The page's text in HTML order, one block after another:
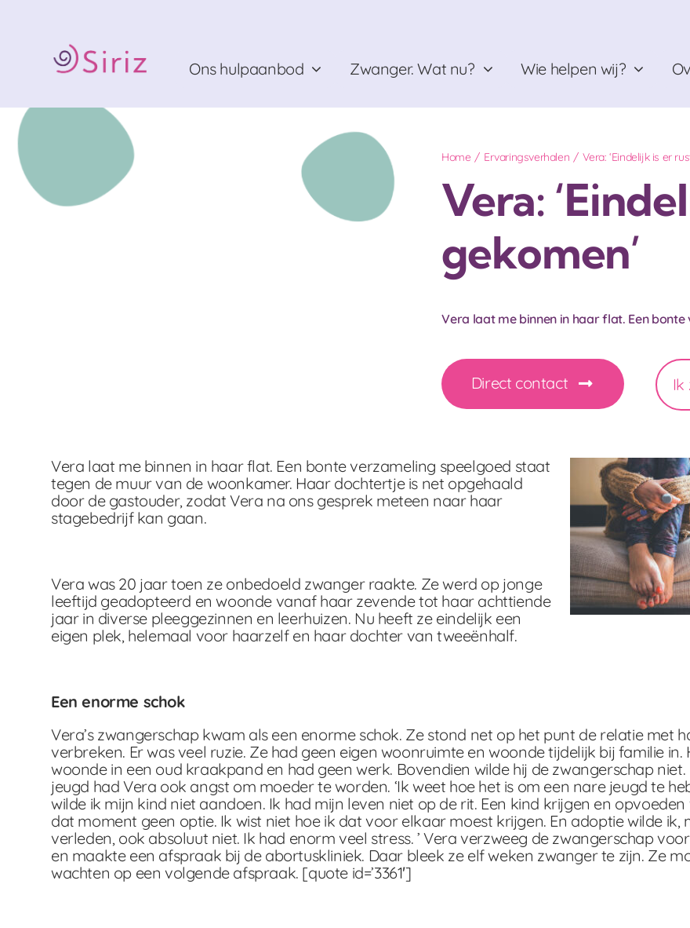
Ons hulpaanbod
Zwanger. Wat nu? Wie helpen wij?
Home Ervaringsverhalen Vera: ‘Eindelijk is er
Vera:
gekomen’
Vera laat me binnen in haar flat. Een bonte
Direct contact Ik
Vera laat me binnen in haar flat. Een bonte verzameling speelgoed staat
tegen de muur van de woonkamer. Haar dochtertje is net opgehaald
door de gastouder, zodat Vera na ons gesprek meteen naar haar
stagebedrijf kan gaan.
Vera was 20 jaar toen ze onbedoeld zwanger raakte. Ze werd op jonge
leeftijd geadopteerd en woonde vanaf haar zevende tot haar achttiende
jaar in diverse pleeggezinnen en leerhuizen. Nu heeft ze eindelijk een
eigen plek, helemaal voor haarzelf en haar dochter van tweeënhalf.
Een enorme schok
Vera’s zwangerschap kwam als een enorme schok. Ze stond net op het punt de relatie met
verbreken. Er was veel ruzie. Ze had geen eigen woonruimte en woonde tijdelijk bij familie in.
woonde in een oud kraakpand en had geen werk. Bovendien wilde hij de zwangerschap
jeugd had Vera ook angst om moeder te worden. ‘Ik weet hoe het is om een nare jeugd te
wilde ik mijn kind niet aandoen. Ik had mijn leven niet op de rit. Een kind krijgen en
dat moment geen optie. Ik wist niet hoe ik dat voor elkaar moest krijgen. En adoptie wilde ik,
verleden, ook absoluut niet. Ik had enorm veel stress. ’ Vera verzweeg de zwangerschap
en maakte een afspraak bij de abortuskliniek. Daar bleek ze elf weken zwanger te zijn. Ze
wachten op een volgende afspraak. [quote id=’3361′]